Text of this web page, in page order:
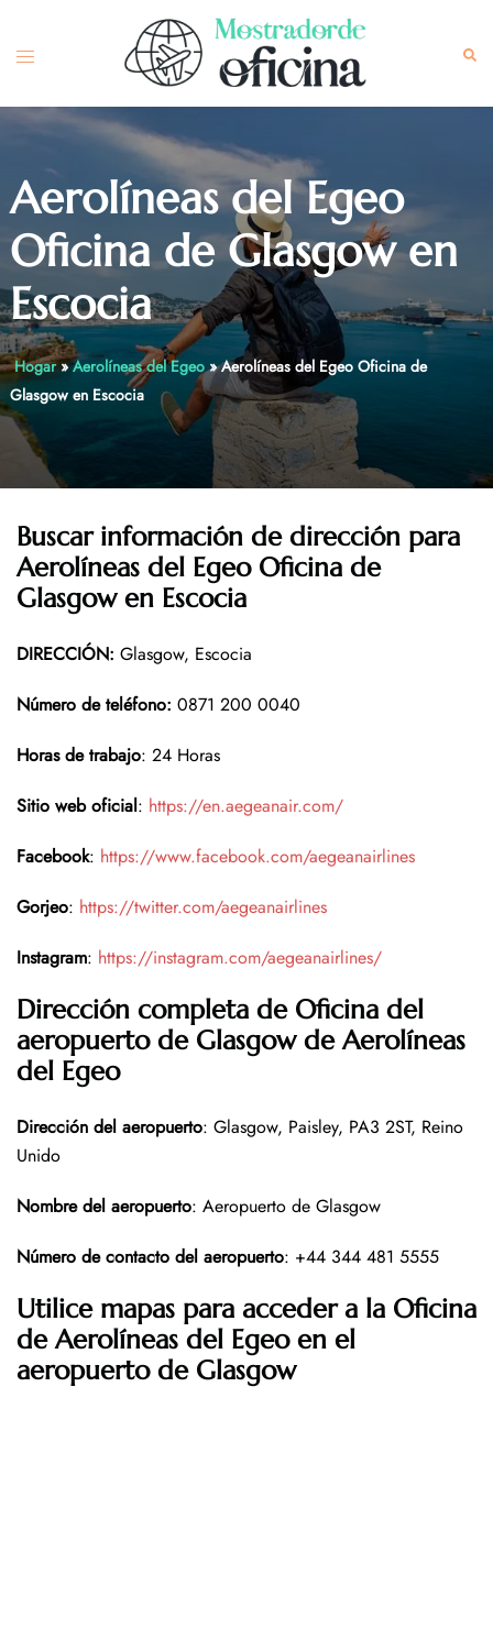
content
Toggle
Aerolíneas del Egeo
Oficina de Glasgow en
Escocia
Hogar»Aerolíneas del Egeo»Aerolíneas del Egeo Oficina de
Glasgow en Escocia
Buscar información de dirección para
Aerolíneas del Egeo Oficina de
Glasgow en Escocia
DIRECCIÓN: Glasgow, Escocia
Número de teléfono: 0871 200 0040
Horas de trabajo: 24 Horas
Sitio web oficial: https://en.aegeanair.com/
Facebook: https://www.facebook.com/aegeanairlines
Gorjeo: https://twitter.com/aegeanairlines
Instagram: https://instagram.com/aegeanairlines/
Dirección completa de Oficina del
aeropuerto de Glasgow de Aerolíneas
del Egeo
Dirección del aeropuerto: Glasgow, Paisley, PA3 2ST, Reino
Unido
Nombre del aeropuerto: Aeropuerto de Glasgow
Número de contacto del aeropuerto: +44 344 481 5555
Utilice mapas para acceder a la Oficina
de Aerolíneas del Egeo en el
aeropuerto de Glasgow